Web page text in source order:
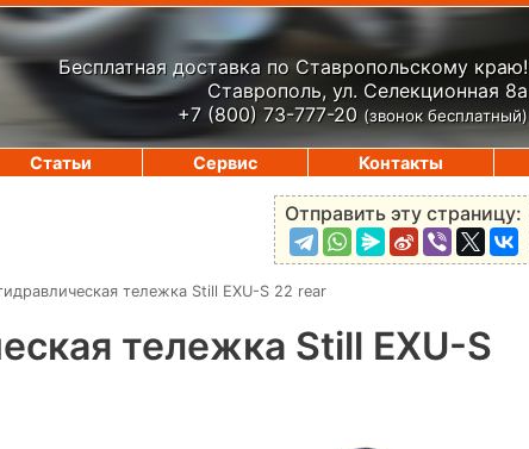
Бесплатная доставка по Ставропольскому краю!
Ставрополь, ул. Селекционная 8а
+7 (800) 73-777-20 (звонок бесплатный)
Отправить эту страницу:
тележка Still EXU-S 22 rear
тележка Still EXU-S
Статьи Сервис Контакты